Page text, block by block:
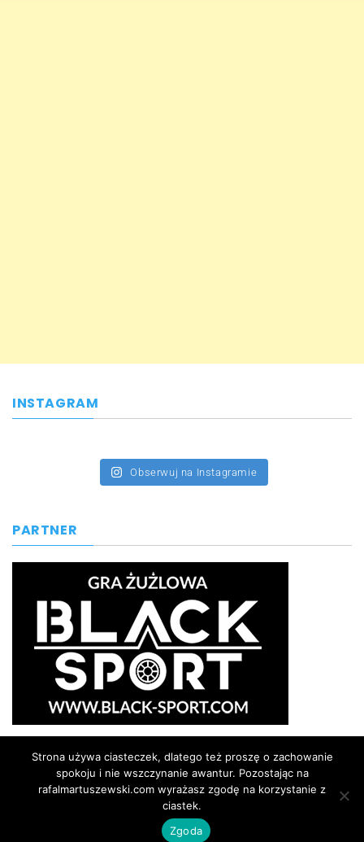
INSTAGRAM
Obserwuj na Instagramie
PARTNER
rafalmartuszewski.com | © Prawa autorskie
kontakt@rafalmartuszewski.com
Strona używa ciasteczek, dlatego też proszę o zachowanie
spokoju i nie wszczynanie awantur. Pozostając na
rafalmartuszewski.com wyrażasz zgodę na korzystanie z
ciastek.
Zgoda